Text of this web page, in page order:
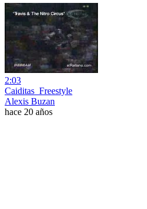
2:03
Caiditas_Freestyle
Alexis Buzan
hace 20 años